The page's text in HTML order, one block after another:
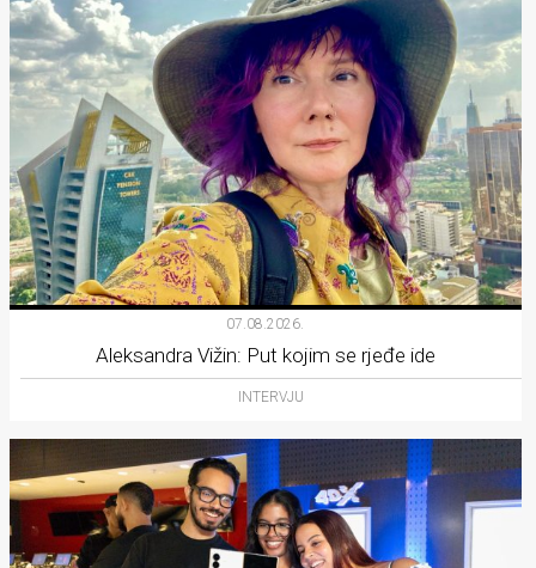
07.08.2026.
Aleksandra Vižin: Put kojim se rjeđe ide
INTERVJU